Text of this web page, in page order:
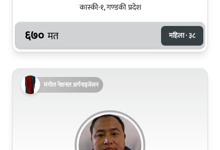
कास्की-१, गण्डकी प्रदेश
६७० मत महिला · ३८
मंगोल नेशनल अर्गनाइजेसन